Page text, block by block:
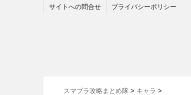
サイトへの問合せ プライバシーポリシー
スマブラ攻略まとめ隊 > キャラ >